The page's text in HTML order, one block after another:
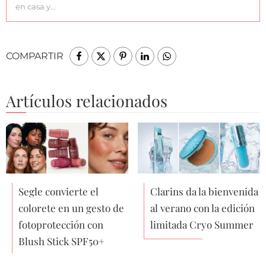
en casa y…
COMPARTIR
Artículos relacionados
Segle convierte el
colorete en un gesto de
fotoprotección con
Blush Stick SPF50+
Clarins da la bienvenida
al verano con la edición
limitada Cryo Summer